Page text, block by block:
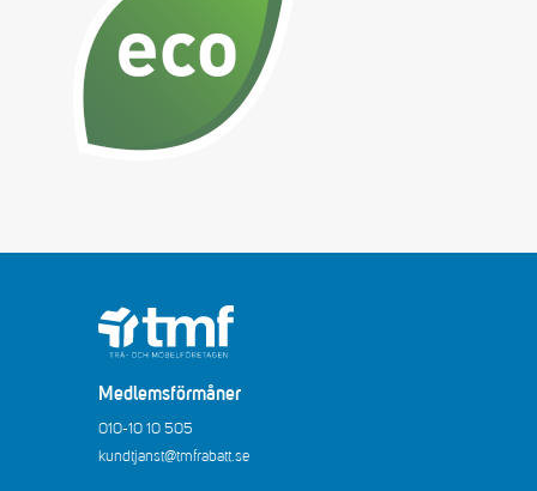
Medlemsförmåner
010-10 10 505
kundtjanst@tmfrabatt.se